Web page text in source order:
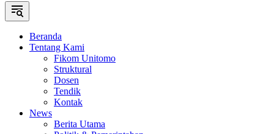
Beranda
Tentang Kami
Fikom Unitomo
Struktural
Dosen
Tendik
Kontak
News
Berita Utama